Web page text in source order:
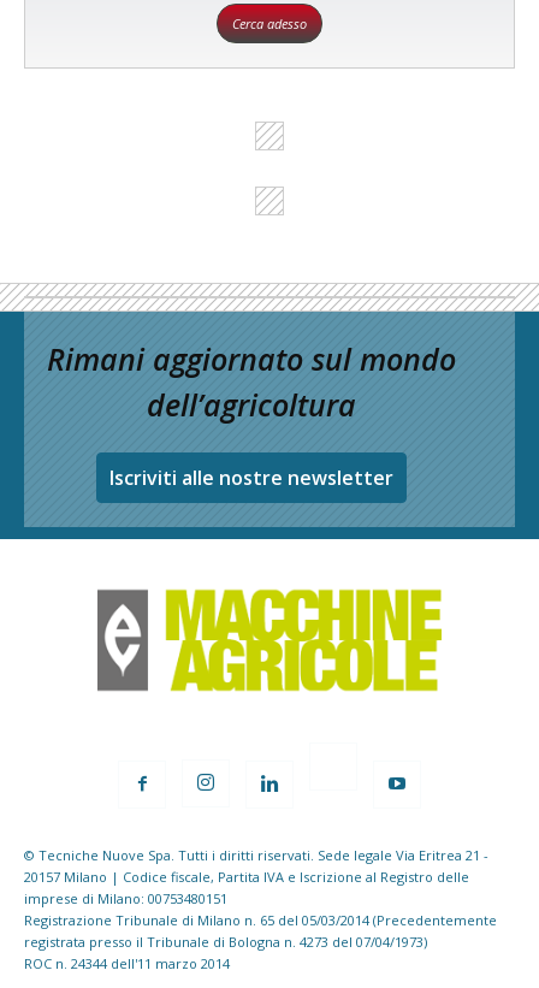
Cerca adesso
Rimani aggiornato sul mondo
dell’agricoltura
Iscriviti alle nostre newsletter
© Tecniche Nuove Spa. Tutti i diritti riservati. Sede legale Via Eritrea 21 -
20157 Milano | Codice fiscale, Partita IVA e Iscrizione al Registro delle
imprese di Milano: 00753480151
Registrazione Tribunale di Milano n. 65 del 05/03/2014 (Precedentemente
registrata presso il Tribunale di Bologna n. 4273 del 07/04/1973)
ROC n. 24344 dell'11 marzo 2014